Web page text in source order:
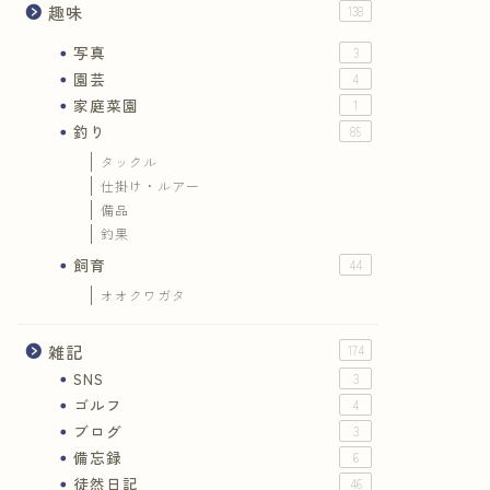
趣味 138
写真 3
園芸 4
家庭菜園 1
釣り 85
タックル
仕掛け・ルアー
備品
釣果
飼育 44
オオクワガタ
雑記 174
SNS 3
ゴルフ 4
ブログ 3
備忘録 6
徒然日記 46